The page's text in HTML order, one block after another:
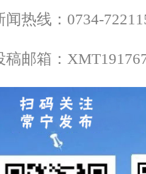
闻热线：0734-
稿邮箱：